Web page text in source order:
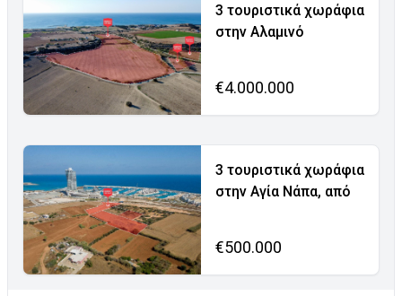
3 τουριστικά χωράφια
στην Αλαμινό
€4.000.000
3 τουριστικά χωράφια
στην Αγία Νάπα, από
€500.000